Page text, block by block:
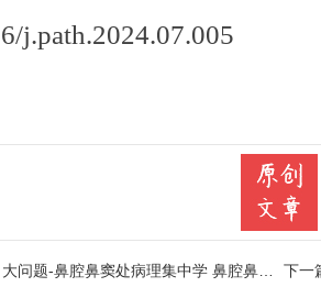
j.path.2024.07.005
题-鼻腔鼻窦处病理集中学 鼻腔鼻窦处腺癌（二） 下一